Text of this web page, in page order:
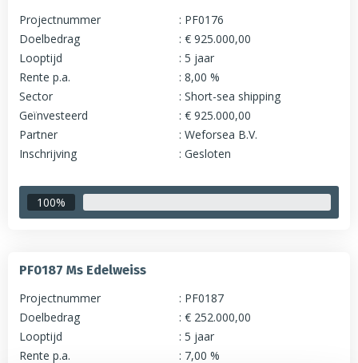
Projectnummer
PF0176
Doelbedrag
€ 925.000,00
Looptijd
5 jaar
Rente p.a.
8,00 %
Sector
Short-sea shipping
Geïnvesteerd
€ 925.000,00
Partner
Weforsea B.V.
Inschrijving
Gesloten
100%
PF0187 Ms Edelweiss
Projectnummer
PF0187
Doelbedrag
€ 252.000,00
Looptijd
5 jaar
Rente p.a.
7,00 %